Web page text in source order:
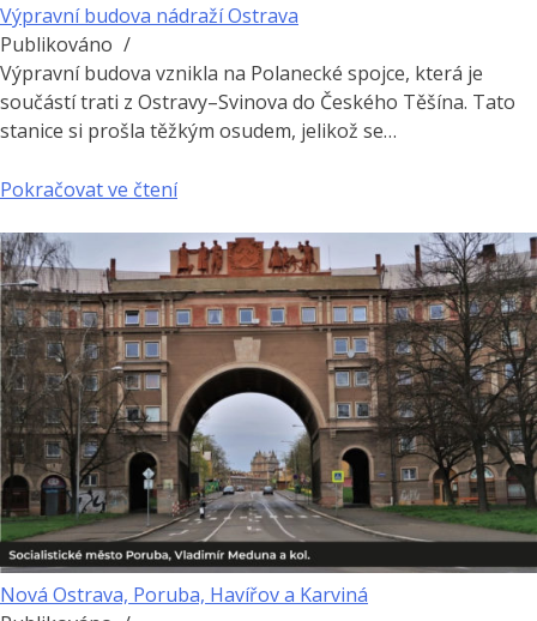
Výpravní budova nádraží Ostrava
Publikováno /
Výpravní budova vznikla na Polanecké spojce, která je
součástí trati z Ostravy–Svinova do Českého Těšína. Tato
stanice si prošla těžkým osudem, jelikož se…
Pokračovat ve čtení
Nová Ostrava, Poruba, Havířov a Karviná